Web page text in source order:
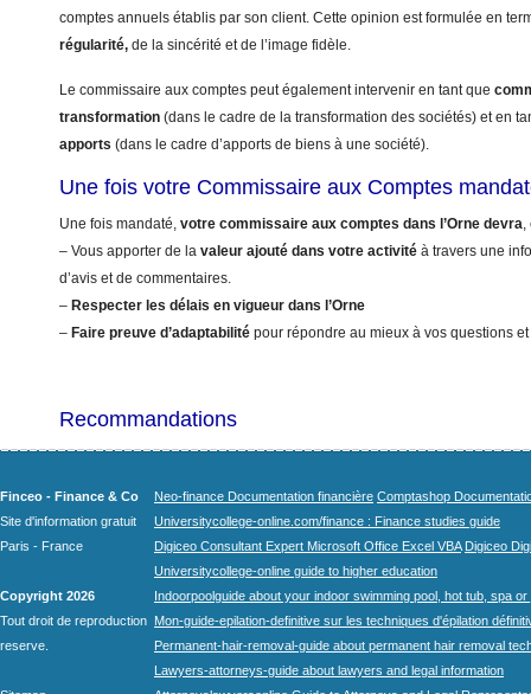
comptes annuels établis par son client. Cette opinion est formulée en
régularité, de la sincérité et de l’image fidèle.
Le commissaire aux comptes peut également intervenir en tant que
transformation (dans le cadre de la transformation des sociétés) et en
apports (dans le cadre d’apports de biens à une société).
Une fois votre Commissaire aux Comptes
Une fois mandaté, votre commissaire aux comptes dans l’Orne devra,
– Vous apporter de la valeur ajouté dans votre activité à travers une
d’avis et de commentaires.
– Respecter les délais en vigueur dans l’Orne
– Faire preuve d’adaptabilité pour répondre au mieux à vos questions
Recommandations
Finceo - Finance & Co
Site d'information gratuit
Paris - France
Copyright 2026
Tout droit de reproduction
reserve.
Neo-finance Documentation financière Comptashop
Universitycollege-online.com/finance : Finance studies guide
Digiceo Consultant Expert Microsoft Office Excel VBA Digiceo
Universitycollege-online guide to higher education
Indoorpoolguide about your indoor swimming pool, hot tub, spa
Mon-guide-epilation-definitive sur les techniques d'épilation
Permanent-hair-removal-guide about permanent hair removal
Lawyers-attorneys-guide about lawyers and legal information